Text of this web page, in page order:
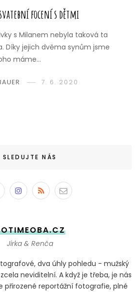
focení s dětmi
s Milanem nebyla taková ta
Díky jejich dvěma synům jsme
máme…
7. 6. 2020
SLEDUJTE NÁS
Jirka & Renča
dva úhly pohledu - mužský
neviditelní. A když je třeba, je nás
přirozené reportážní fotografie, plné